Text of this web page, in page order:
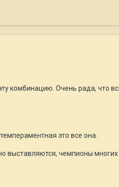
комбинацию. Очень рада, что
это все она.
выставляются, чемпионы многих